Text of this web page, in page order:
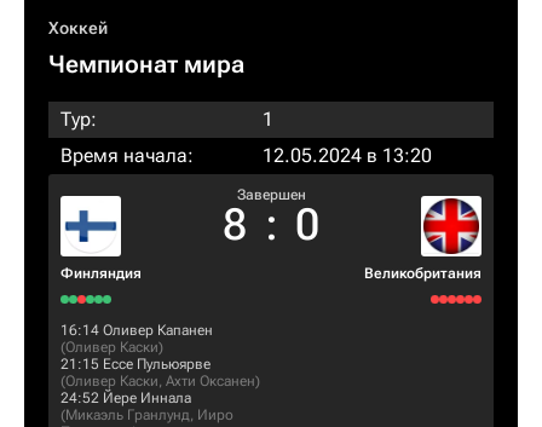
Хоккей
Чемпионат мира
Тур:
1
Время начала:
12.05.2024 в 13:20
Финляндия
Завершен
8 : 0
Великобритания
16:14 Оливер Капанен
(Оливер Каски)
21:15 Ессе Пульюярве
(Оливер Каски, Ахти Оксанен)
24:52 Йере Иннала
(Микаэль Гранлунд, Ииро